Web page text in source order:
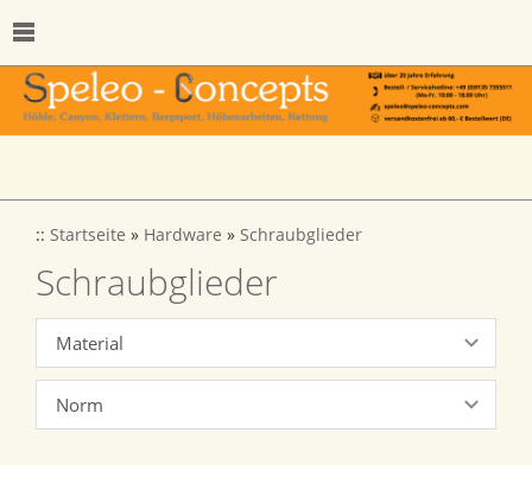
:: Startseite » Hardware » Schraubglieder
Schraubglieder
Material
Norm